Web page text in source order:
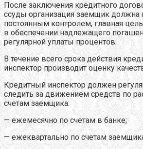
После заключения кредитного
ссуды организация заемщик должна
постоянным контролем, главная цель
в обеспечении надлежащего
регулярной уплаты процентов.
В течение всего срока действия
инспектор производит оценку
Кредитный инспектор должен
следить за движением средств по
счетам заемщика:
— ежемесячно по счетам в банке;
— ежеквартально по счетам